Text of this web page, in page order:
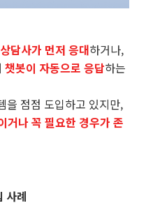
담사가 먼저 응대하거나,
챗봇이 자동으로 응답하는
을 점점 도입하고 있지만,
거나 꼭 필요한 경우가 존
사례